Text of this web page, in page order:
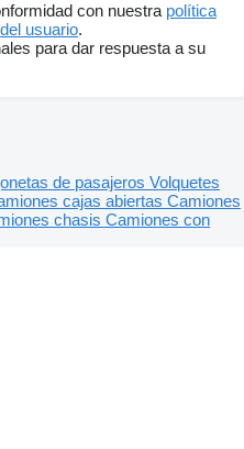
con nuestra política
usuario.
para dar respuesta a su
de pasajeros Volquetes
cajas abiertas Camiones
chasis Camiones con